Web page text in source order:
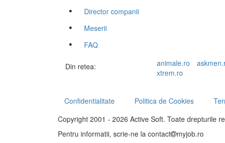
Director companii
Meserii
FAQ
Din retea: animale.ro
xtrem.ro
Confidentialitate Politica de Cookies
Copyright 2001 - 2026 Active Soft. Toate drepturile
Pentru informatii, scrie-ne la contact myjob.ro